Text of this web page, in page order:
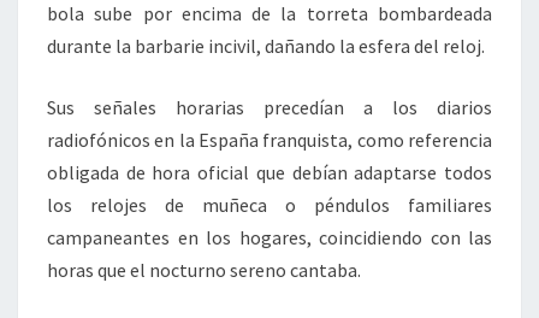
bola sube por encima de la torreta bombardeada
durante la barbarie incivil, dañando la esfera del reloj.
Sus señales horarias precedían a los diarios
radiofónicos en la España franquista, como referencia
obligada de hora oficial que debían adaptarse todos
los relojes de muñeca o péndulos familiares
campaneantes en los hogares, coincidiendo con las
horas que el nocturno sereno cantaba.